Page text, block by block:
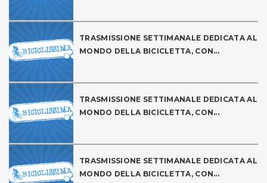
TRASMISSIONE SETTIMANALE DEDICATA AL
MONDO DELLA BICICLETTA, CON...
TRASMISSIONE SETTIMANALE DEDICATA AL
MONDO DELLA BICICLETTA, CON...
TRASMISSIONE SETTIMANALE DEDICATA AL
MONDO DELLA BICICLETTA, CON...